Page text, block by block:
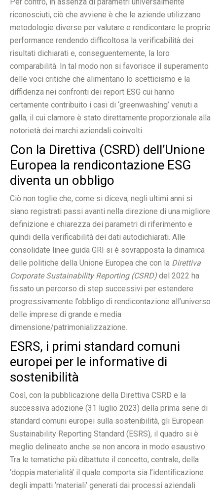
riconosciuti, ciò che avviene è che le aziende utilizzano
metodologie diverse per valutare e rendicontare le proprie
performance rendendo difficoltosa la verificabilità dei
risultati dichiarati e, conseguentemente, la loro
comparabilità. In tal modo non si favorisce il superamento
delle voci critiche che alimentano lo scetticismo e la
diffidenza nei confronti dei report ESG cui hanno
certamente contribuito i casi di ‘greenwashing’ venuti a
galla, il cui clamore è stato direttamente proporzionale alla
notorietà dei marchi aziendali coinvolti.
Con la Direttiva (CSRD) dell’Unione
Europea la rendicontazione ESG
diventa un obbligo
Ciò non toglie che, come si diceva, negli ultimi anni si
siano registrati passi avanti nella direzione di una migliore
definizione e chiarezza dei parametri di riferimento e
quindi della verificabilità dei dati autodichiarati. Alle
consolidate linee guida GRI si è sovrapposta la dinamica
delle politiche della Unione Europea che con la Direttiva
Corporate Sustainability Reporting (CSRD) del 2022 ha
fissato un percorso di step successivi per estendere
progressivamente l’obbligo di rendicontazione all’universo
delle imprese di grande e media
dimensione/patrimonializzazione.
ESRS, i primi standard comuni
europei per le informative di
sostenibilità
Così, con la pubblicazione della Direttiva CSRD e la
successiva adozione (31 luglio 2023) della prima serie di
standard comuni europei sulla sostenibilità, gli European
Sustainability Reporting Standard (ESRS), il quadro si è
meglio delineato anche se non ancora in modo esaustivo.
Tra le tematiche più dibattute il concetto, centrale, della
‘doppia materialità’ il quale comporta sia l’identificazione
degli impatti ‘materiali’ generati dai processi aziendali